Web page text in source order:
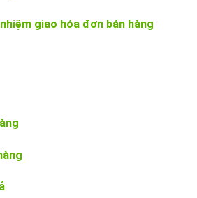
giao hóa đơn bán hàng